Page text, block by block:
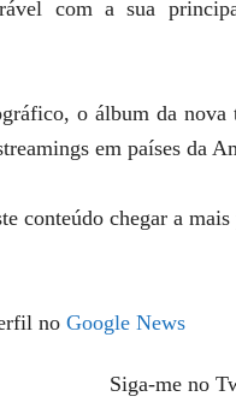
com a sua
o álbum da nova
em países da
conteúdo chegar a mais
no Google News
Siga-me no